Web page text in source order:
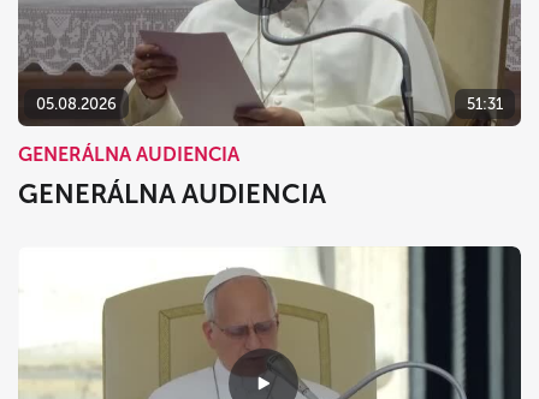
05.08.2026 51:31
GENERÁLNA AUDIENCIA
GENERÁLNA AUDIENCIA